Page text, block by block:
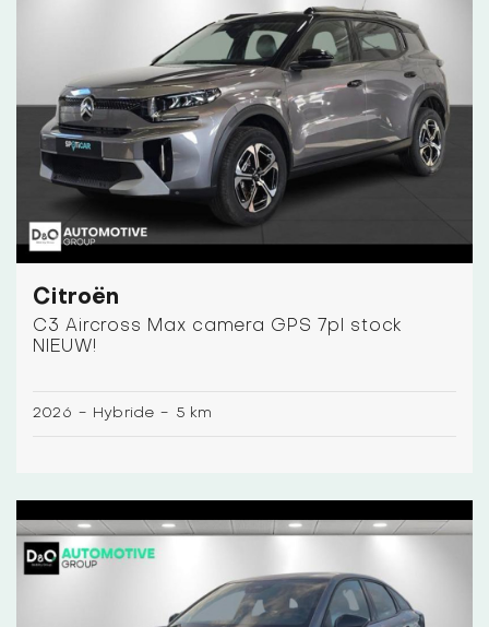
Citroën
C3 Aircross Max camera GPS 7pl stock
NIEUW!
2026 - Hybride - 5 km